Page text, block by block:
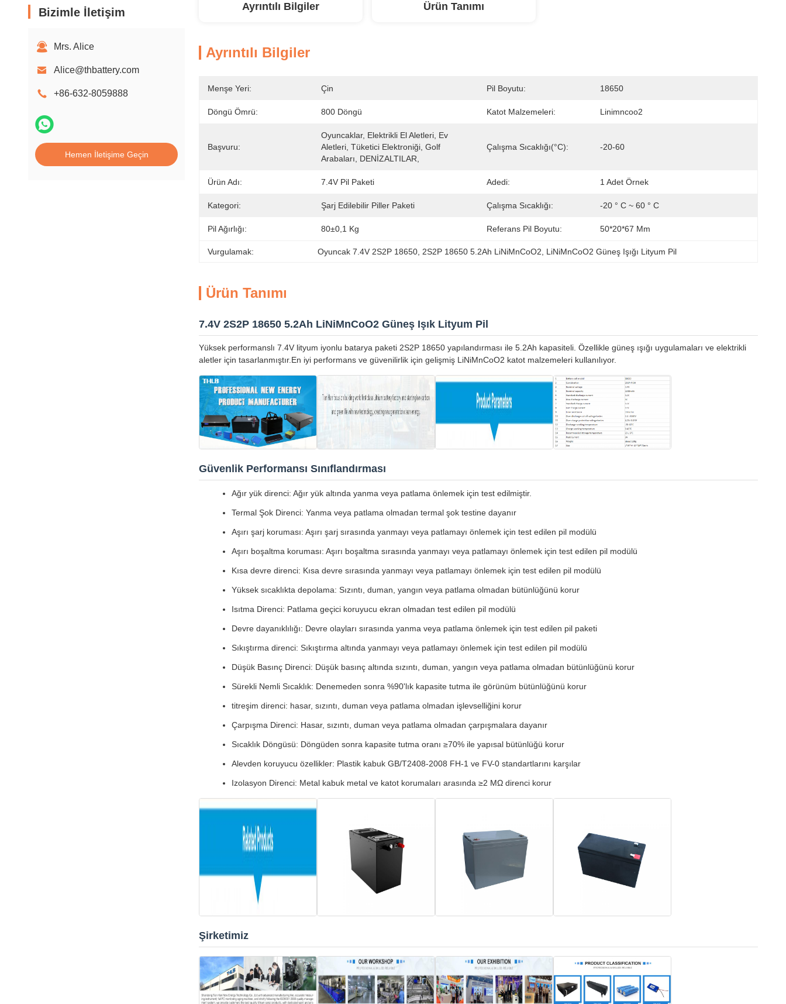
Bizimle İletişim
Mrs. Alice
Alice@thbattery.com
+86-632-8059888
Hemen İletişime Geçin
Ayrıntılı Bilgiler Ürün Tanımı
Ayrıntılı Bilgiler
Menşe Yeri: Çin Pil Boyutu: 18650
Döngü Ömrü: 800 Döngü Katot Malzemeleri: Linimncoo2
Başvuru:
Oyuncaklar, Elektrikli El Aletleri, Ev
Aletleri, Tüketici Elektroniği, Golf
Arabaları, DENİZALTILAR,
Çalışma Sıcaklığı(°C): -20-60
Ürün Adı: 7.4V Pil Paketi Adedi: 1 Adet Örnek
Kategori: Şarj Edilebilir Piller Paketi Çalışma Sıcaklığı: -20 ° C ~ 60 ° C
Pil Ağırlığı: 80±0,1 Kg Referans Pil Boyutu: 50*20*67 Mm
Vurgulamak: Oyuncak 7.4V 2S2P 18650 2S2P 18650 5.2Ah LiNiMnCoO2 LiNiMnCoO2 Güneş Işığı Lityum Pil
Ürün Tanımı
7.4V 2S2P 18650 5.2Ah LiNiMnCoO2 Güneş Işık Lityum Pil
Yüksek performanslı 7.4V lityum iyonlu batarya paketi 2S2P 18650 yapılandırması ile 5.2Ah kapasiteli. Özellikle güneş ışığı uygulamaları ve elektrikli
aletler için tasarlanmıştır.En iyi performans ve güvenilirlik için gelişmiş LiNiMnCoO2 katot malzemeleri kullanılıyor.
Güvenlik Performansı Sınıflandırması
Ağır yük direnci: Ağır yük altında yanma veya patlama önlemek için test edilmiştir.
Termal Şok Direnci: Yanma veya patlama olmadan termal şok testine dayanır
Aşırı şarj koruması: Aşırı şarj sırasında yanmayı veya patlamayı önlemek için test edilen pil modülü
Aşırı boşaltma koruması: Aşırı boşaltma sırasında yanmayı veya patlamayı önlemek için test edilen pil modülü
Kısa devre direnci: Kısa devre sırasında yanmayı veya patlamayı önlemek için test edilen pil modülü
Yüksek sıcaklıkta depolama: Sızıntı, duman, yangın veya patlama olmadan bütünlüğünü korur
Isıtma Direnci: Patlama geçici koruyucu ekran olmadan test edilen pil modülü
Devre dayanıklılığı: Devre olayları sırasında yanma veya patlama önlemek için test edilen pil paketi
Sıkıştırma direnci: Sıkıştırma altında yanmayı veya patlamayı önlemek için test edilen pil modülü
Düşük Basınç Direnci: Düşük basınç altında sızıntı, duman, yangın veya patlama olmadan bütünlüğünü korur
Sürekli Nemli Sıcaklık: Denemeden sonra %90'lık kapasite tutma ile görünüm bütünlüğünü korur
titreşim direnci: hasar, sızıntı, duman veya patlama olmadan işlevselliğini korur
Çarpışma Direnci: Hasar, sızıntı, duman veya patlama olmadan çarpışmalara dayanır
Sıcaklık Döngüsü: Döngüden sonra kapasite tutma oranı ≥70% ile yapısal bütünlüğü korur
Alevden koruyucu özellikler: Plastik kabuk GB/T2408-2008 FH-1 ve FV-0 standartlarını karşılar
Izolasyon Direnci: Metal kabuk metal ve katot korumaları arasında ≥2 MΩ direnci korur
Şirketimiz